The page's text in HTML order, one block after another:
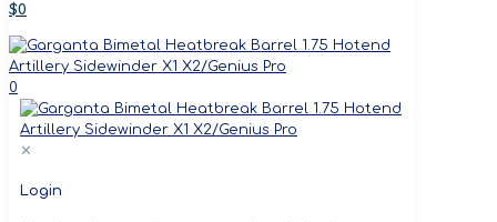
$0
0
✕
Login